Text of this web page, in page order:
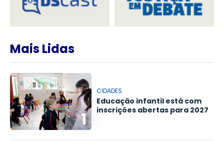
Mais Lidas
1
CIDADES
Educação infantil está com
inscrições abertas para 2027